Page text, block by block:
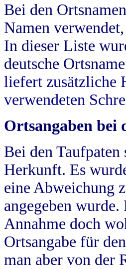
Bei den
Namen
In dieser Liste
deutsche
liefert zusätzliche
verwendeten
Ortsangaben bei
Bei den
Herkunft. Es
eine Abweichung
angegeben
Annahme doch
Ortsangabe für
man aber von der